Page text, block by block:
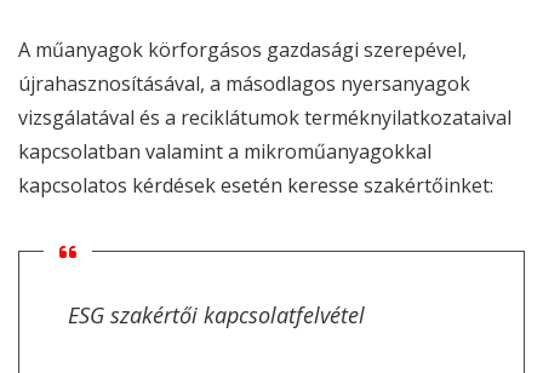
A műanyagok körforgásos gazdasági szerepével,
újrahasznosításával, a másodlagos nyersanyagok
vizsgálatával és a reciklátumok terméknyilatkozataival
kapcsolatban valamint a mikroműanyagokkal
kapcsolatos kérdések esetén keresse szakértőinket:
ESG szakértői kapcsolatfelvétel